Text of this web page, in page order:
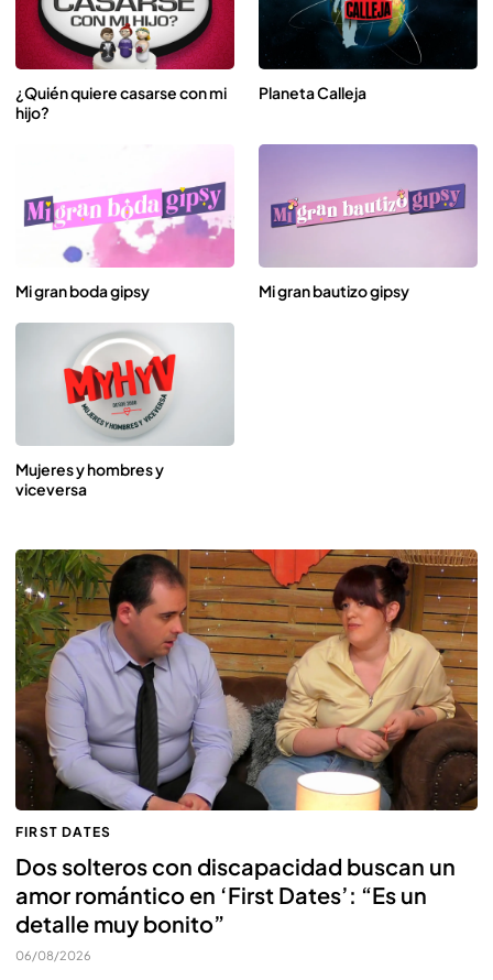
¿Quién quiere casarse con mi
hijo?
Planeta Calleja
Mi gran boda gipsy Mi gran bautizo gipsy
Mujeres y hombres y
viceversa
FIRST DATES
Dos solteros con discapacidad buscan un
amor romántico en ‘First Dates’: “Es un
detalle muy bonito”
06/08/2026